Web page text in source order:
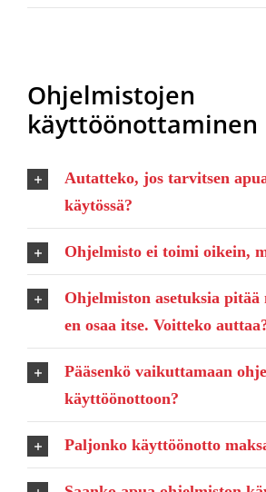
Ohjelmistojen
käyttöönottaminen
Autatteko, jos tarvitsen
käytössä?
Ohjelmisto ei toimi oikein,
Ohjelmiston asetuksia
en osaa itse. Voitteko
Pääsenkö vaikuttamaan
käyttöönottoon?
Paljonko käyttöönotto